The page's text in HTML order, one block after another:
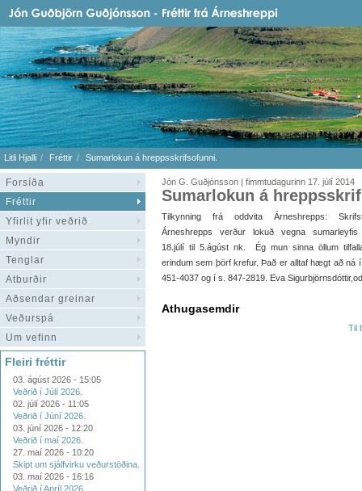
Litli Hjalli Fréttir Sumarlokun á hreppsskrifsofunni.
Forsíða
Fréttir
Yfirlit yfir veðrið
Myndir
Tenglar
Atburðir
Aðsendar greinar
Veðurspá
Um vefinn
Fleiri fréttir
03. ágúst 2026 - 15:05
Veðrið í Júlí 2026.
02. júlí 2026 - 11:05
Veðrið í Júní 2026.
03. júní 2026 - 12:20
Veðrið í maí 2026.
27. maí 2026 - 10:20
Skipt um sjálfvirku veðurstöðina.
03. maí 2026 - 16:16
Veðrið í Apríl 2026.
Jón G. Guðjónsson | fimmtudagurinn 17. júlí 2014
Sumarlokun á
Tilkynning frá oddvita Árneshrepps:
Árneshrepps verður lokuð vegna
18.júlí til 5.ágúst nk. Ég mun sinna öllum
erindum sem þörf krefur. Það er alltaf hægt að ná
451-4037 og í s. 847-2819. Eva
Athugasemdir
Til